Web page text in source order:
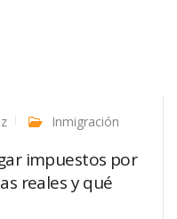
Inmigración
impuestos por
reales y qué